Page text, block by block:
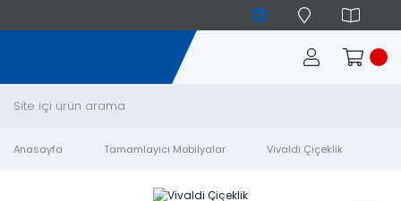
Anasayfa Tamamlayıcı Mobilyalar Vivaldi Çiçeklik